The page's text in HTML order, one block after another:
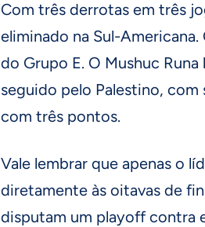
Com três derrotas em três
eliminado na Sul-
do Grupo E. O Mushuc
seguido pelo Palestino, com
com três pontos.
Vale lembrar que apenas o
diretamente às oitavas de
disputam um playoff contra